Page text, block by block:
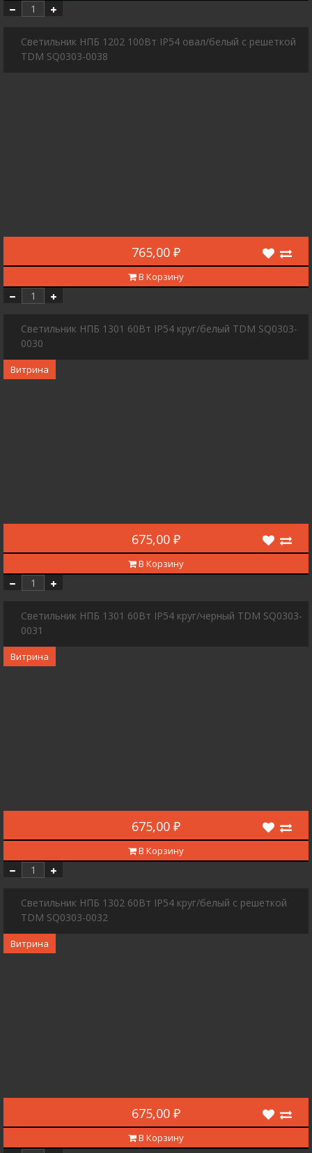
Светильник НПБ 1202 100Вт IP54 овал/белый с решеткой
TDM SQ0303-0038
765,00 ₽
В Корзину
Светильник НПБ 1301 60Вт IP54 круг/белый TDM SQ0303-
0030
Витрина
675,00 ₽
В Корзину
Светильник НПБ 1301 60Вт IP54 круг/черный TDM SQ0303-
0031
Витрина
675,00 ₽
В Корзину
Светильник НПБ 1302 60Вт IP54 круг/белый с решеткой
TDM SQ0303-0032
Витрина
675,00 ₽
В Корзину